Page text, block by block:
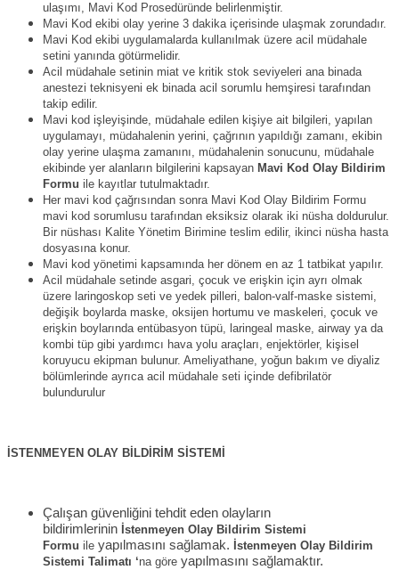
ulaşımı, Mavi Kod Prosedüründe belirlenmiştir.
Mavi Kod ekibi olay yerine 3 dakika içerisinde ulaşmak zorundadır.
Mavi Kod ekibi uygulamalarda kullanılmak üzere acil müdahale
setini yanında götürmelidir.
Acil müdahale setinin miat ve kritik stok seviyeleri ana binada
anestezi teknisyeni ek binada acil sorumlu hemşiresi tarafından
takip edilir.
Mavi kod işleyişinde, müdahale edilen kişiye ait bilgileri, yapılan
uygulamayı, müdahalenin yerini, çağrının yapıldığı zamanı, ekibin
olay yerine ulaşma zamanını, müdahalenin sonucunu, müdahale
ekibinde yer alanların bilgilerini kapsayan Mavi Kod Olay Bildirim
Formu ile kayıtlar tutulmaktadır.
Her mavi kod çağrısından sonra Mavi Kod Olay Bildirim Formu
mavi kod sorumlusu tarafından eksiksiz olarak iki nüsha doldurulur.
Bir nüshası Kalite Yönetim Birimine teslim edilir, ikinci nüsha hasta
dosyasına konur.
Mavi kod yönetimi kapsamında her dönem en az 1 tatbikat yapılır.
Acil müdahale setinde asgari, çocuk ve erişkin için ayrı olmak
üzere laringoskop seti ve yedek pilleri, balon-valf-maske sistemi,
değişik boylarda maske, oksijen hortumu ve maskeleri, çocuk ve
erişkin boylarında entübasyon tüpü, laringeal maske, airway ya da
kombi tüp gibi yardımcı hava yolu araçları, enjektörler, kişisel
koruyucu ekipman bulunur. Ameliyathane, yoğun bakım ve diyaliz
bölümlerinde ayrıca acil müdahale seti içinde defibrilatör
bulundurulur
İSTENMEYEN OLAY BİLDİRİM SİSTEMİ
Çalışan güvenliğini tehdit eden olayların
bildirimlerinin İstenmeyen Olay Bildirim Sistemi
Formu ile yapılmasını sağlamak. İstenmeyen Olay Bildirim
Sistemi Talimatı ‘na göre yapılmasını sağlamaktır.